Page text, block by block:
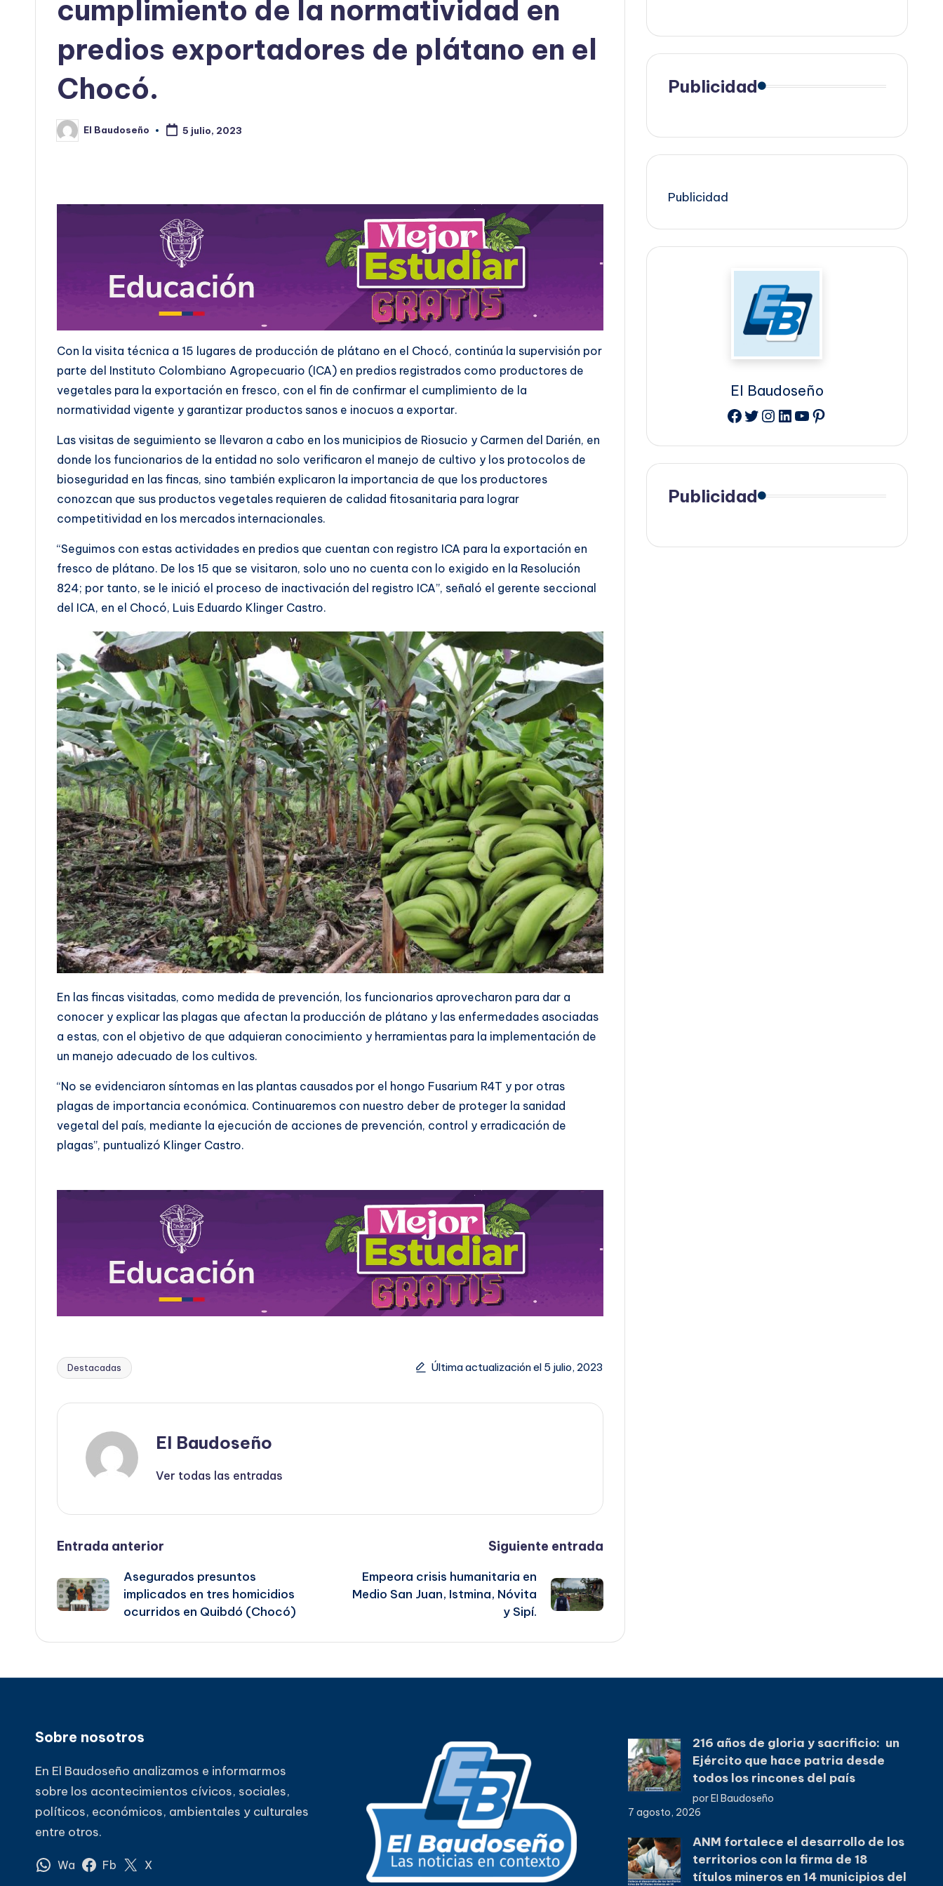
cumplimiento de la normatividad en
predios exportadores de plátano en el
Chocó.
Publicado
por
El Baudoseño 5 julio, 2023
Con la visita técnica a 15 lugares de producción de plátano en el Chocó, continúa la supervisión por
parte del Instituto Colombiano Agropecuario (ICA) en predios registrados como productores de
vegetales para la exportación en fresco, con el fin de confirmar el cumplimiento de la
normatividad vigente y garantizar productos sanos e inocuos a exportar.
Las visitas de seguimiento se llevaron a cabo en los municipios de Riosucio y Carmen del Darién, en
donde los funcionarios de la entidad no solo verificaron el manejo de cultivo y los protocolos de
bioseguridad en las fincas, sino también explicaron la importancia de que los productores
conozcan que sus productos vegetales requieren de calidad fitosanitaria para lograr
competitividad en los mercados internacionales.
“Seguimos con estas actividades en predios que cuentan con registro ICA para la exportación en
fresco de plátano. De los 15 que se visitaron, solo uno no cuenta con lo exigido en la Resolución
824; por tanto, se le inició el proceso de inactivación del registro ICA”, señaló el gerente seccional
del ICA, en el Chocó, Luis Eduardo Klinger Castro.
En las fincas visitadas, como medida de prevención, los funcionarios aprovecharon para dar a
conocer y explicar las plagas que afectan la producción de plátano y las enfermedades asociadas
a estas, con el objetivo de que adquieran conocimiento y herramientas para la implementación de
un manejo adecuado de los cultivos.
“No se evidenciaron síntomas en las plantas causados por el hongo Fusarium R4T y por otras
plagas de importancia económica. Continuaremos con nuestro deber de proteger la sanidad
vegetal del país, mediante la ejecución de acciones de prevención, control y erradicación de
plagas”, puntualizó Klinger Castro.
Etiquetas:
Destacadas Última actualización el 5 julio, 2023
El Baudoseño
Ver todas las entradas
Navegación
de
entradas
Entrada anterior
Asegurados presuntos
implicados en tres homicidios
ocurridos en Quibdó (Chocó)
Siguiente entrada
Empeora crisis humanitaria en
Medio San Juan, Istmina, Nóvita
y Sipí.
Publicidad
Publicidad
El Baudoseño
Facebook
Twitter
Instagram
LinkedIn
YouTube
Pinterest
Publicidad
Sobre nosotros
En El Baudoseño analizamos e informarmos
sobre los acontecimientos cívicos, sociales,
políticos, económicos, ambientales y culturales
entre otros.
Wa Fb X
216 años de gloria y sacrificio: un
Ejército que hace patria desde
todos los rincones del país
por El Baudoseño
7 agosto, 2026
ANM fortalece el desarrollo de los
territorios con la firma de 18
títulos mineros en 14 municipios del